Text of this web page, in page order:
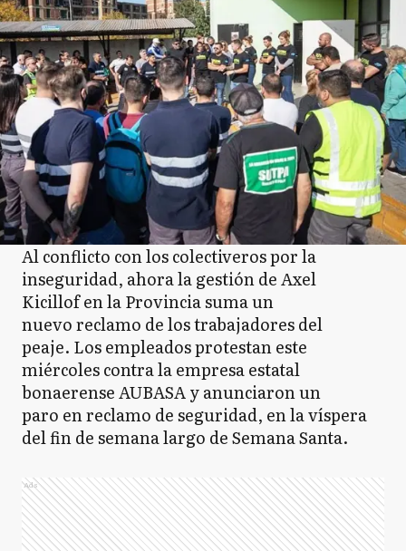
Al conflicto con los colectiveros por la
inseguridad, ahora la gestión de Axel
Kicillof en la Provincia suma un
nuevo reclamo de los trabajadores del
peaje. Los empleados protestan este
miércoles contra la empresa estatal
bonaerense AUBASA y anunciaron un
paro en reclamo de seguridad, en la víspera
del fin de semana largo de Semana Santa.
Ads